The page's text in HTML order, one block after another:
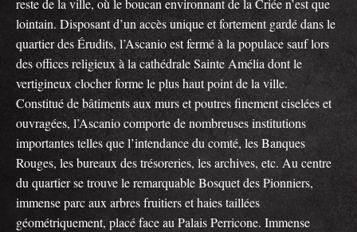
reste de la ville, où le boucan environnant de la Criée n’est que
lointain. Disposant d’un accès unique et fortement gardé dans le
quartier des Érudits, l’Ascanio est fermé à la populace sauf lors
des offices religieux à la cathédrale Sainte Amélia dont le
vertigineux clocher forme le plus haut point de la ville.
Constitué de bâtiments aux murs et poutres finement ciselées et
ouvragées, l’Ascanio comporte de nombreuses institutions
importantes telles que l’intendance du comté, les Banques
Rouges, les bureaux des trésoreries, les archives, etc. Au centre
du quartier se trouve le remarquable Bosquet des Pionniers,
immense parc aux arbres fruitiers et haies taillées
géométriquement, placé face au Palais Perricone. Immense